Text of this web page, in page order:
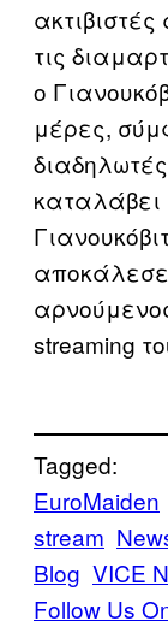
τις
ο
μέρες,
καταλάβει
αποκάλεσε
streaming
Tagged:
EuroMaiden
stream
Blog VICE
Follow Us